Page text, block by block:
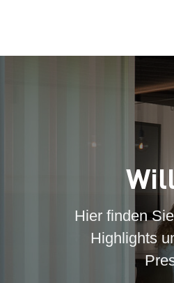
Hier finden
Highlights